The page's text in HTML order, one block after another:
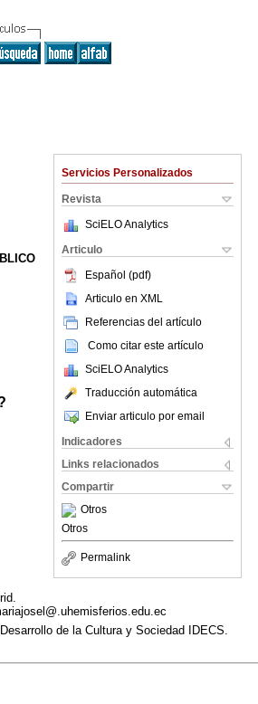
Servicios Personalizados
Revista
SciELO Analytics
Articulo
Español (pdf)
Articulo en XML
Referencias del artículo
Como citar este artículo
SciELO Analytics
Traducción automática
Enviar articulo por email
Indicadores
Links relacionados
Compartir
Otros
Otros
Permalink
de la Cultura y Sociedad IDECS.